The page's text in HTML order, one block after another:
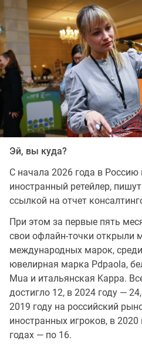
Эй, вы куда?
С начала 2026 года в
иностранный ретейлер,
ссылкой на отчет
При этом за первые пять
свои офлайн-точки открыли
международных марок,
ювелирная марка Pdpaola,
Mua и итальянская Kappa.
достигло 12, в 2024 году —
2019 году на российский
иностранных игроков, в
годах — по 16.